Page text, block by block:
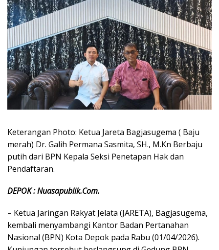
Keterangan Photo: Ketua Jareta Bagjasugema ( Baju
merah) Dr. Galih Permana Sasmita, SH., M.Kn Berbaju
putih dari BPN Kepala Seksi Penetapan Hak dan
Pendaftaran.
DEPOK : Nuasapublik.Com.
– Ketua Jaringan Rakyat Jelata (JARETA), Bagjasugema,
kembali menyambangi Kantor Badan Pertanahan
Nasional (BPN) Kota Depok pada Rabu (01/04/2026).